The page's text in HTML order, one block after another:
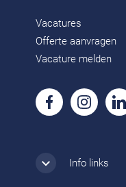
Vacatures
Offerte aanvragen
Vacature melden
Info links